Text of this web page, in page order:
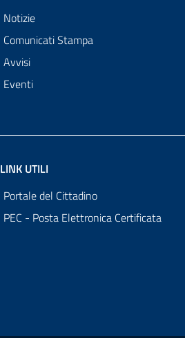
Notizie
Comunicati Stampa
Avvisi
Eventi
LINK UTILI
Portale del Cittadino
PEC - Posta Elettronica Certificata